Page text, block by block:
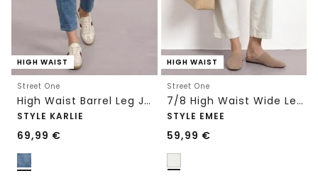
HIGH WAIST
Street One
High Waist Barrel Leg Jeans im Loose Fit
STYLE KARLIE
69,99 €
HIGH WAIST
Street One
7/8 High Waist Wide Leg Jeans im Loose Fit
STYLE EMEE
59,99 €